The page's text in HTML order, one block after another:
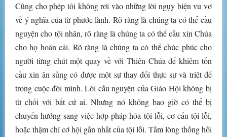
Cũng cho phép tôi không rơi vào những lời ngụy biện vu vơ
về ý nghĩa của từ phước lành. Rõ ràng là chúng ta có thể cầu
nguyện cho tội nhân, rõ ràng là chúng ta có thể cầu xin Chúa
cho họ hoán cải. Rõ ràng là chúng ta có thể chúc phúc cho
người từng chút một quay về với Thiên Chúa để khiêm tốn
cầu xin ân sủng có được một sự thay đổi thực sự và triệt để
trong cuộc đời mình. Lời cầu nguyện của Giáo Hội không bị
từ chối với bất cứ ai. Nhưng nó không bao giờ có thể bị
chuyển hướng sang việc hợp pháp hóa tội lỗi, cơ cấu tội lỗi,
hoặc thậm chí cơ hội gần nhất của tội lỗi. Tấm lòng thống hối